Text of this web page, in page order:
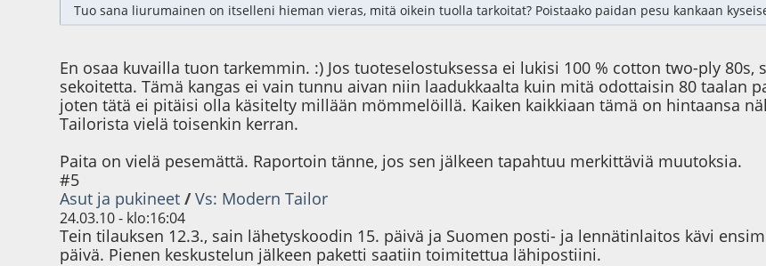
Tuo sana liurumainen on itselleni hieman vieras, mitä oikein tuolla tarkoitat? Poistaako paidan pesu kankaan
En osaa kuvailla tuon tarkemmin. :) Jos tuoteselostuksessa ei lukisi 100 % cotton two-ply
sekoitetta. Tämä kangas ei vain tunnu aivan niin laadukkaalta kuin mitä odottaisin 80 taalan
joten tätä ei pitäisi olla käsitelty millään mömmelöillä. Kaiken kaikkiaan tämä on hintaansa
Tailorista vielä toisenkin kerran.
Paita on vielä pesemättä. Raportoin tänne, jos sen jälkeen tapahtuu merkittäviä muutoksia.
#5
Asut ja pukineet /Vs: Modern Tailor
24.03.10 - klo:16:04
Tein tilauksen 12.3., sain lähetyskoodin 15. päivä ja Suomen posti- ja lennätinlaitos kävi
päivä. Pienen keskustelun jälkeen paketti saatiin toimitettua lähipostiini.